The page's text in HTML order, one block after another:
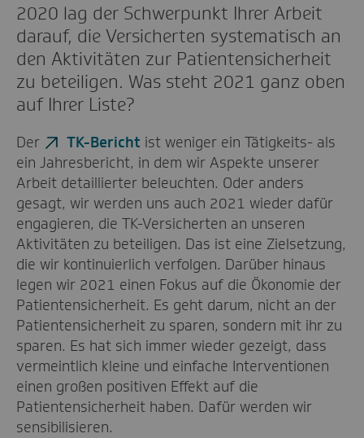
2020 lag der Schwerpunkt Ihrer Arbeit
darauf, die Versicherten systematisch an
den Aktivitäten zur Patientensicherheit
zu beteiligen. Was steht 2021 ganz oben
auf Ihrer Liste?
Der TK-Bericht ist weniger ein Tätigkeits- als
ein Jahresbericht, in dem wir Aspekte unserer
Arbeit detaillierter beleuchten. Oder anders
gesagt, wir werden uns auch 2021 wieder dafür
engagieren, die TK-Versicherten an unseren
Aktivitäten zu beteiligen. Das ist eine Zielsetzung,
die wir kontinuierlich verfolgen. Darüber hinaus
legen wir 2021 einen Fokus auf die Ökonomie der
Patientensicherheit. Es geht darum, nicht an der
Patientensicherheit zu sparen, sondern mit ihr zu
sparen. Es hat sich immer wieder gezeigt, dass
vermeintlich kleine und einfache Interventionen
einen großen positiven Effekt auf die
Patientensicherheit haben. Dafür werden wir
sensibilisieren.